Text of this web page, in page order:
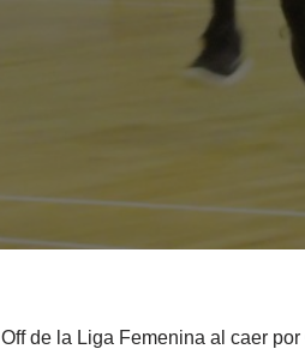
de la Liga Femenina al caer